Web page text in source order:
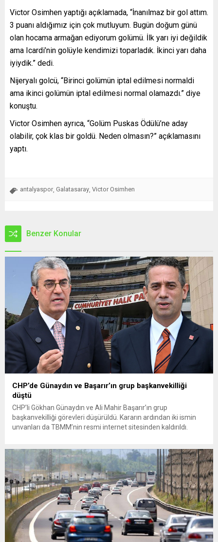
Victor Osimhen yaptığı açıklamada, “İnanılmaz bir gol attım.
3 puanı aldığımız için çok mutluyum. Bugün doğum günü
olan hocama armağan ediyorum golümü. İlk yarı iyi değildik
ama Icardi’nin golüyle kendimizi toparladık. İkinci yarı daha
iyiydik.” dedi.
Nijeryalı golcü, “Birinci golümün iptal edilmesi normaldi
ama ikinci golümün iptal edilmesi normal olamazdı.” diye
konuştu.
Victor Osimhen ayrıca, “Golüm Puskas Ödülü’ne aday
olabilir, çok klas bir goldü. Neden olmasın?” açıklamasını
yaptı.
antalyaspor Galatasaray Victor Osimhen
Benzer Konular
CHP’de Günaydın ve Başarır’ın grup başkanvekilliği
düştü
CHP’li Gökhan Günaydın ve Ali Mahir Başarır’ın grup
başkanvekilliği görevleri düşürüldü. Kararın ardından iki ismin
unvanları da TBMM’nin resmi internet sitesinden kaldırıldı.
çıkarma cezası uygulanmak üzere Yüksek Disiplin Kurulu’na
(YDK) sevk edilen ve partideki tüm görevlerinden...